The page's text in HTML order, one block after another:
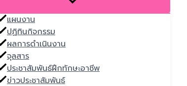
แผนงาน
ปฏิทินกิจกรรม
ผลการดำเนินงาน
จุลสาร
ประชาสัมพันธ์ฝึกทักษะอาชีพ
ข่าวประชาสัมพันธ์